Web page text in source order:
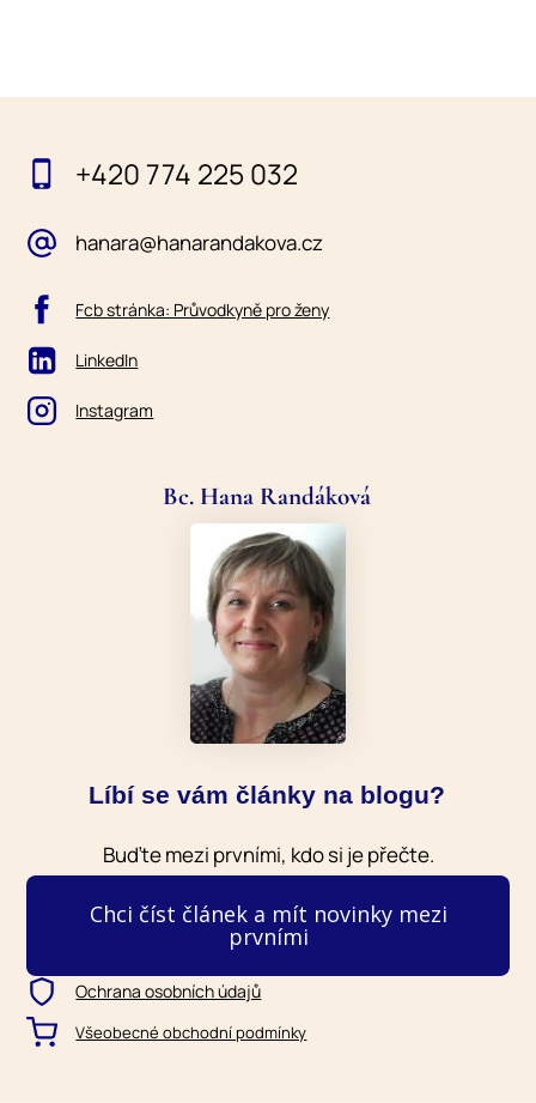
+420 774 225 032
hanara@hanarandakova.cz
Fcb stránka: Průvodkyně pro ženy
LinkedIn
Instagram
Bc. Hana Randáková
Líbí se vám články na blogu?
Buďte mezi prvními, kdo si je přečte.
Chci číst článek a mít novinky mezi
prvními
Ochrana osobních údajů
Všeobecné obchodní podmínky